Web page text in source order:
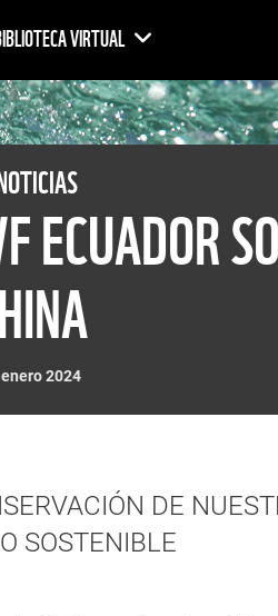
VIRTUAL
ECUADOR
2024
DE
SOSTENIBLE